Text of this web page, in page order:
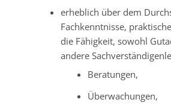
erheblich über dem
Fachkenntnisse,
die Fähigkeit, sowohl
andere
Beratungen,
Überwachungen,